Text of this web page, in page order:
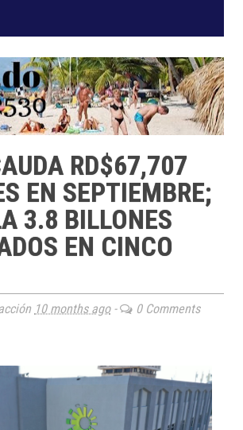
RD$67,707
EN SEPTIEMBRE;
3.8 BILLONES
EN CINCO
10 months ago- 0 Comments